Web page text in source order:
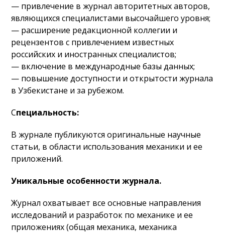
— привлечение в журнал авторитетных авторов,
являющихся специалистами высочайшего уровня;
— расширение редакционной коллегии и
рецензентов с привлечением известных
российских и иностранных специалистов;
— включение в международные базы данных;
— повышение доступности и открытости журнала
в Узбекистане и за рубежом.
Специальность:
В журнале публикуются оригинальные научные
статьи, в области использования механики и ее
приложений.
Уникальные особенности журнала.
Журнал охватывает все основные направления
исследований и разработок по механике и ее
приложениях (общая механика, механика